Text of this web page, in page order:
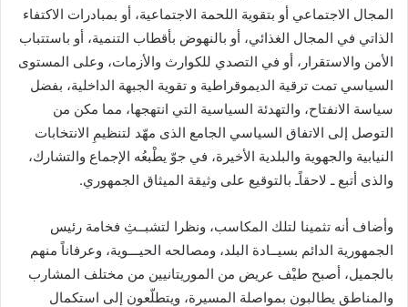
المجال الاجتماعي أو بتقوية اللحمة الاجتماعية، أو بمبادرات الاكتفاء
الذاتي في المجال الغذائي، أو بالنهوض بأقطاب التنمية، أو باستتباب
الأمن والاستقرار، أو في التصدي للكوارث والأزمات، وعلى المستوى
السياسي تمت ترقية الديموقراطية و تقوية الجبهة الداخلية، بفضل
سياسة الانفتاح، والتهدئة السياسية التي انتهجها، مما مكن من
التوصل إلى الاتفاق السياسي الجامع الذى مهّد لتنظيمِ الانتخابات
النيابية والجهوية والبلدية الأخيرة، في جوّ يطْبعُه الإجماع والتشارك،
والذى أتبع ـ لاحقاًـ بالتوقيع على وثيقة الميثاق الجمهوري.
وأضاف أنه تثمينا لتلك المكاسب، ونظرا لتشبــثِ فخامة رئيس
الجمهورية الدائم بسيــادة البلد، ومصالحه الحيـــوية، وعرفاناً منهم
بالجميل، أصبح طيْف عريض من الموريتانيين من مختلف المشارب
والمناطق يطالبون بمواصلة المسيرة، ويتطلّعون إلى استكمال